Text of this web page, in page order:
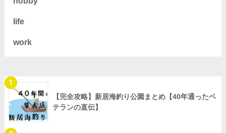
life
work
1
【完全攻略】新居海釣り公園まとめ【40年通ったベ
テランの直伝】